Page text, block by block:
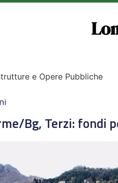
e Opere Pubbliche
Bg, Terzi: fondi